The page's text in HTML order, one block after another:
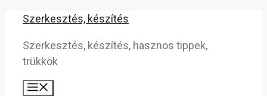
Kilépés
tartalomba
Szerkesztés, készítés
Szerkesztés, készítés, hasznos tippek,
trükkök